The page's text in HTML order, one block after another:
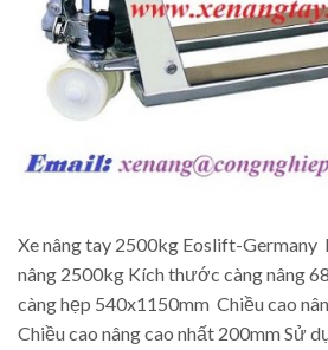
Xe nâng tay 2500kg Eoslift-
nâng 2500kg Kích thước càng nâng
càng hẹp 540x1150mm Chiều cao
Chiều cao nâng cao nhất 200mm Sử